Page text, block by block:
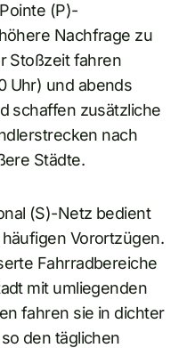
(P)-
Nachfrage zu
Stoßzeit fahren
Uhr) und abends
schaffen zusätzliche
nach
Städte.
(S)-Netz bedient
Vorortzügen.
Fahrradbereiche
mit umliegenden
fahren sie in dichter
den täglichen